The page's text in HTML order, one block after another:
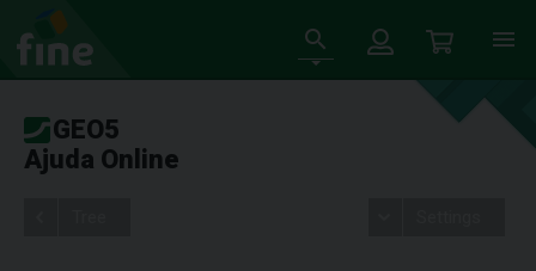
GEO5
Ajuda Online